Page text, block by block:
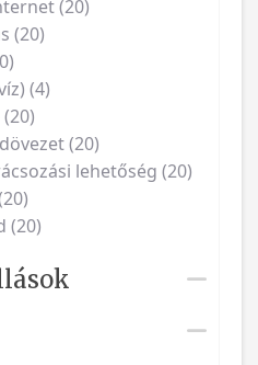
(20)
(20)
(4)
(20)
lehetőség (20)
(20)